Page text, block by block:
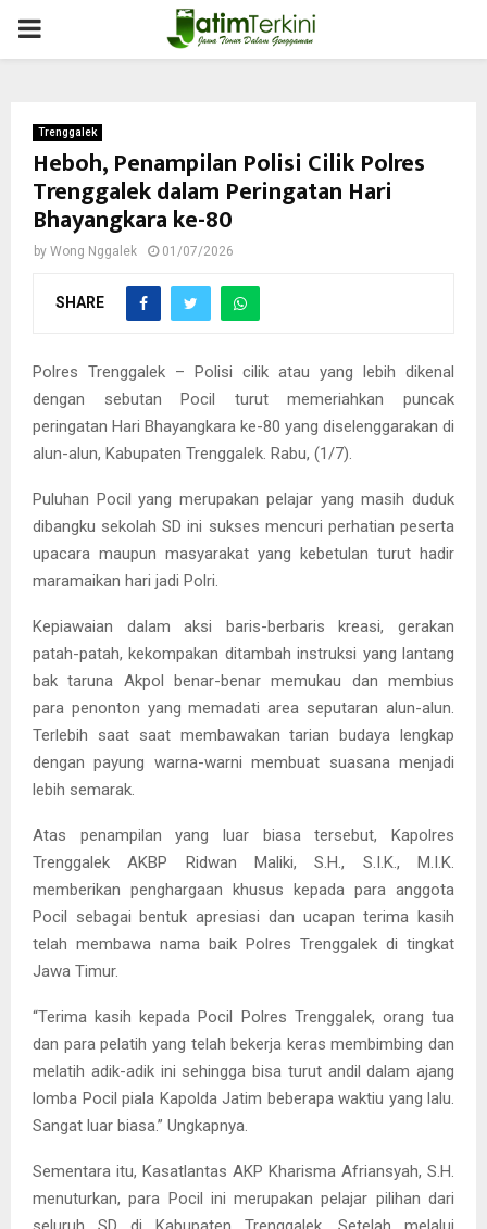
PRIMARY
Trenggalek
Heboh, Penampilan Polisi Cilik Polres
Trenggalek dalam Peringatan Hari
Bhayangkara ke-80
by Wong Nggalek 01/07/2026
SHARE
Polres Trenggalek – Polisi cilik atau yang lebih dikenal
dengan sebutan Pocil turut memeriahkan puncak
peringatan Hari Bhayangkara ke-80 yang diselenggarakan di
alun-alun, Kabupaten Trenggalek. Rabu, (1/7).
Puluhan Pocil yang merupakan pelajar yang masih duduk
dibangku sekolah SD ini sukses mencuri perhatian peserta
upacara maupun masyarakat yang kebetulan turut hadir
maramaikan hari jadi Polri.
Kepiawaian dalam aksi baris-berbaris kreasi, gerakan
patah-patah, kekompakan ditambah instruksi yang lantang
bak taruna Akpol benar-benar memukau dan membius
para penonton yang memadati area seputaran alun-alun.
Terlebih saat saat membawakan tarian budaya lengkap
dengan payung warna-warni membuat suasana menjadi
lebih semarak.
Atas penampilan yang luar biasa tersebut, Kapolres
Trenggalek AKBP Ridwan Maliki, S.H., S.I.K., M.I.K.
memberikan penghargaan khusus kepada para anggota
Pocil sebagai bentuk apresiasi dan ucapan terima kasih
telah membawa nama baik Polres Trenggalek di tingkat
Jawa Timur.
“Terima kasih kepada Pocil Polres Trenggalek, orang tua
dan para pelatih yang telah bekerja keras membimbing dan
melatih adik-adik ini sehingga bisa turut andil dalam ajang
lomba Pocil piala Kapolda Jatim beberapa waktiu yang lalu.
Sangat luar biasa.” Ungkapnya.
Sementara itu, Kasatlantas AKP Kharisma Afriansyah, S.H.
menuturkan, para Pocil ini merupakan pelajar pilihan dari